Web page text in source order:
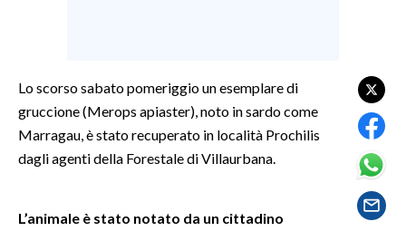
GOSSIP
SARDEGNA TURISMO
SARDI NEL MONDO
Lo scorso sabato pomeriggio un esemplare di
gruccione (Merops apiaster), noto in sardo come
Marragau, è stato recuperato in località Prochilis
dagli agenti della Forestale di Villaurbana.
L’animale è stato notato da un cittadino